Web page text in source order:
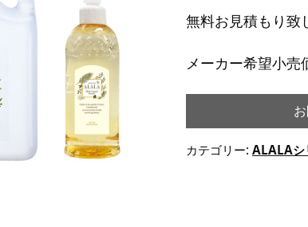
無料お見積もり致
メーカー希望小
カテゴリー: ALALAシ